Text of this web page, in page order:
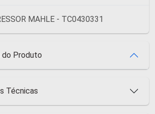
MAHLE - TC0430331
Produto
Técnicas